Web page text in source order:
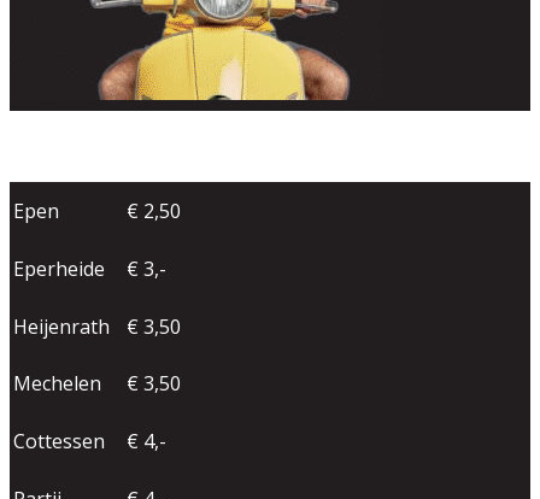
Epen € 2,50
Eperheide € 3,-
Heijenrath € 3,50
Mechelen € 3,50
Cottessen € 4,-